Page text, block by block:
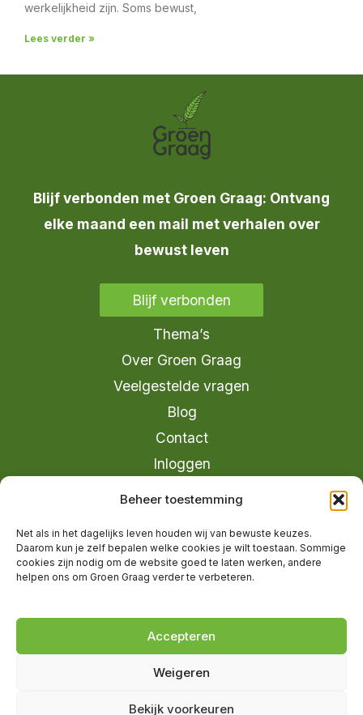
Beheer toestemming
Net als in het dagelijks leven houden wij van bewuste keuzes.
Daarom kun je zelf bepalen welke cookies je wilt toestaan. Sommige
cookies zijn nodig om de website goed te laten werken, andere
helpen ons om Groen Graag verder te verbeteren.
Accepteren
Weigeren
Bekijk voorkeuren
werkelijkheid zijn. Soms bewust,
Lees verder »
Blijf verbonden met Groen Graag: Ontvang
elke maand een mail met verhalen over
bewust leven
Blijf verbonden
Thema’s
Over Groen Graag
Veelgestelde vragen
Blog
Contact
Inloggen
info@groengraag.nl
Ervaringen van leden op Trustpilot
Marketing
Management B.V.